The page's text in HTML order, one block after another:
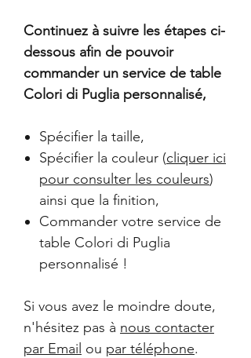
Continuez à suivre les étapes ci-
dessous afin de pouvoir
commander un service de table
Colori di Puglia personnalisé,
Spécifier la taille,
Spécifier la couleur (cliquer ici
pour consulter les couleurs)
ainsi que la finition,
Commander votre service de
table Colori di Puglia
personnalisé !
Si vous avez le moindre doute,
n'hésitez pas à nous contacter
par Email ou par téléphone.